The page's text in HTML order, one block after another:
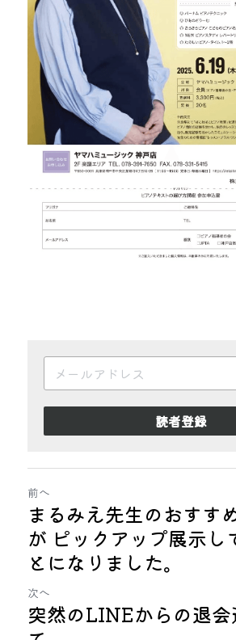
読者登録
前へ
まるみえ先生のおすす
が ピックアップ展示し
とになりました。
次へ
突然のLINEからの退会